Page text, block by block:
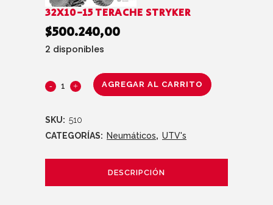
32X10-15 TERACHE STRYKER
$500.240,00
2 disponibles
AGREGAR AL CARRITO
SKU: 510
CATEGORÍAS: Neumáticos, UTV's
DESCRIPCIÓN